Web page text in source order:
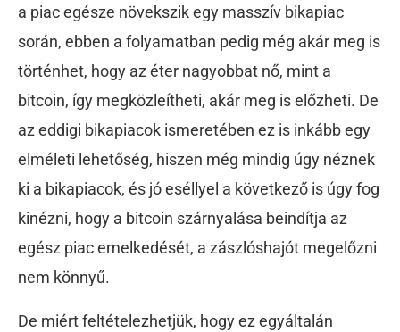
a piac egésze növekszik egy masszív bikapiac
során, ebben a folyamatban pedig még akár meg is
történhet, hogy az éter nagyobbat nő, mint a
bitcoin, így megközleítheti, akár meg is előzheti. De
az eddigi bikapiacok ismeretében ez is inkább egy
elméleti lehetőség, hiszen még mindig úgy néznek
ki a bikapiacok, és jó eséllyel a következő is úgy fog
kinézni, hogy a bitcoin szárnyalása beindítja az
egész piac emelkedését, a zászlóshajót megelőzni
nem könnyű.
De miért feltételezhetjük, hogy ez egyáltalán